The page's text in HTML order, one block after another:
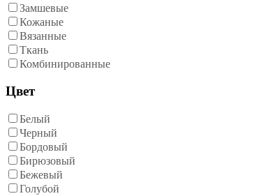
Замшевые
Кожаные
Вязанные
Ткань
Комбинированные
Цвет
Белый
Черный
Бордовый
Бирюзовый
Бежевый
Голубой